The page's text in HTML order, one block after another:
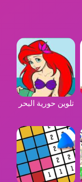
تلوين حورية البحر